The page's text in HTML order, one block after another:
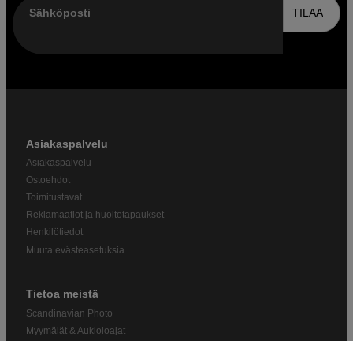
Sähköposti TILAA
Asiakaspalvelu
Asiakaspalvelu
Ostoehdot
Toimitustavat
Reklamaatiot ja huoltotapaukset
Henkilötiedot
Muuta evästeasetuksia
Tietoa meistä
Scandinavian Photo
Myymälät & Aukioloajat